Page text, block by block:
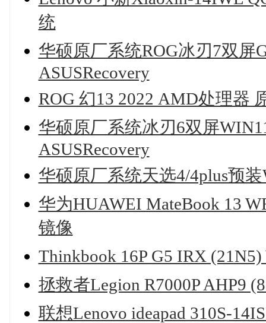
统
华硕原厂系统ROG冰刃7双屏
ASUSRecovery
ROG 幻13 2022 AMD处理器
华硕原厂系统冰刃6双屏
ASUSRecovery
华硕原厂系统天选4/4plus预
华为HUAWEI MateBook 13
镜像
Thinkbook 16P G5 IRX
拯救者Legion R7000P AHP9
联想Lenovo ideapad 310S-